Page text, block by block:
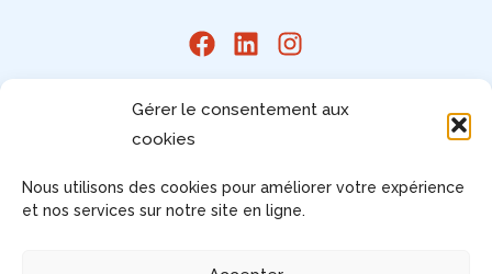
Gérer le consentement aux
cookies
Nous utilisons des cookies pour améliorer votre expérience
et nos services sur notre site en ligne.
Pages légales
Mentions légales
RGPD
Accessibilité : non conforme